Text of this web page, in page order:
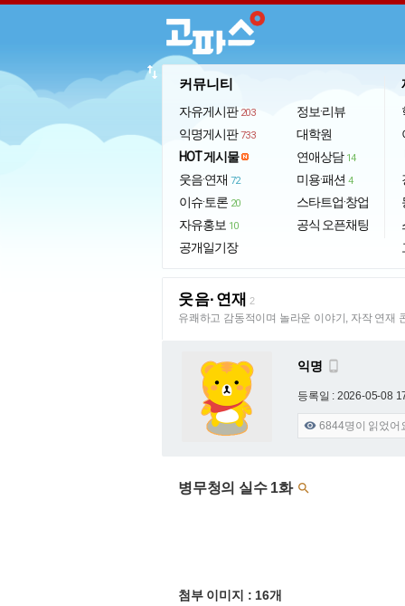
커뮤니티
자유게시판 203
익명게시판 733
HOT 게시물
웃음·연재 72
이슈·토론 20
자유홍보 10
공개일기장
정보·리뷰
대학원
연애상담 14
미용·패션 4
스타트업·창업
공식 오픈채팅
import_export
웃음·연재 2
유쾌하고 감동적이며 놀라운 이야기, 자작 연재
익명 
등록일 : 2026-05-08
 6844명이 읽었어
병무청의 실수 1화 
첨부 이미지 : 16개